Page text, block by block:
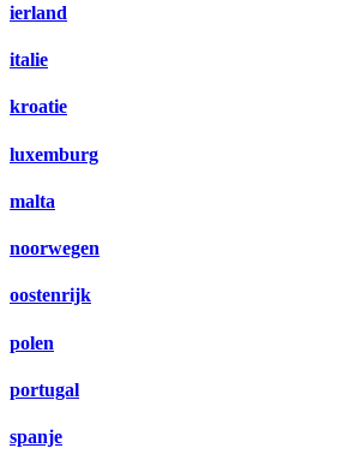
ierland
italie
kroatie
luxemburg
malta
noorwegen
oostenrijk
polen
portugal
spanje